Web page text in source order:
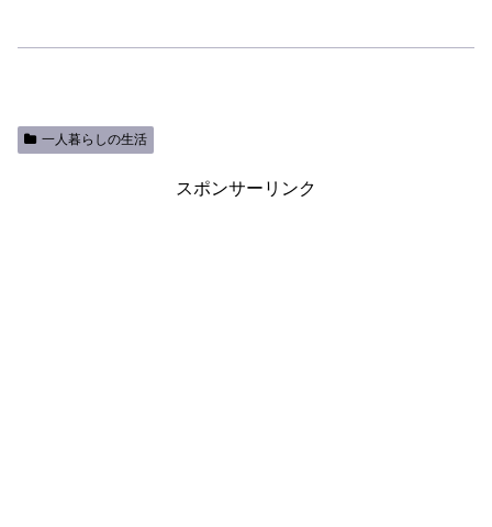
一人暮らしの生活
スポンサーリンク